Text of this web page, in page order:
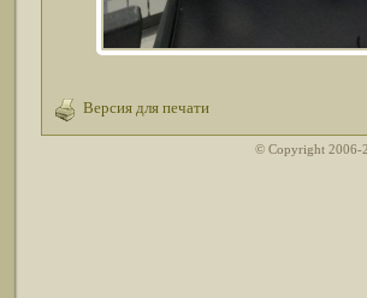
Версия для печати
© Copyright 2006-